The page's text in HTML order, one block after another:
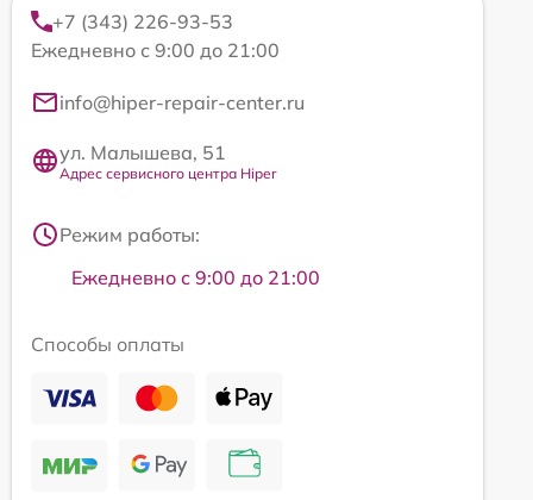
+7 (343) 226-93-53
Ежедневно с 9:00 до 21:00
info@hiper-repair-center.ru
ул. Малышева, 51
Адрес сервисного центра Hiper
Режим работы:
Ежедневно с 9:00 до 21:00
Способы оплаты